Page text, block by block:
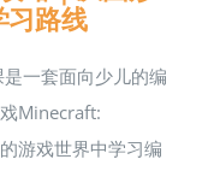
路线
一套面向少儿的编
Minecraft:
游戏世界中学习编